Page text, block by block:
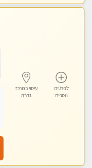
לפרטים
נוספים
עיסוי במרכז
גדרה